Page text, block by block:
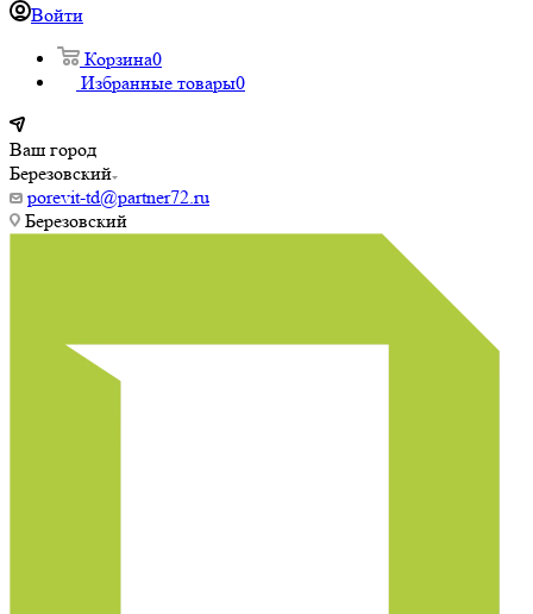
Войти
Корзина0
Избранные товары0
Ваш город
Березовский
porevit-td@partner72.ru
Березовский